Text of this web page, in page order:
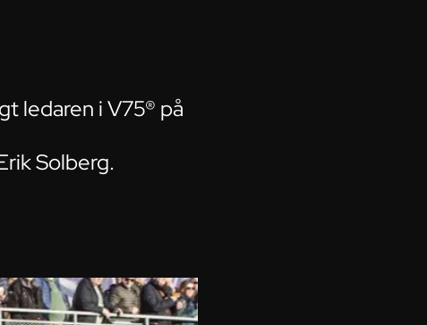
ledaren i V75® på
Solberg.